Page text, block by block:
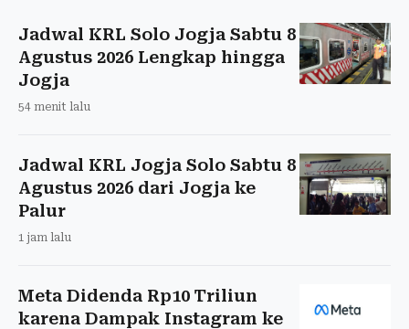
Jadwal KRL Solo Jogja Sabtu 8
Agustus 2026 Lengkap hingga
Jogja
54 menit lalu
Jadwal KRL Jogja Solo Sabtu 8
Agustus 2026 dari Jogja ke
Palur
1 jam lalu
Meta Didenda Rp10 Triliun
karena Dampak Instagram ke